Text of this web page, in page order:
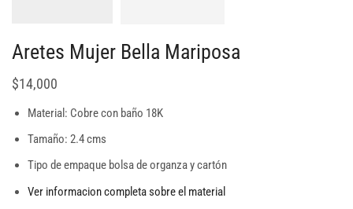
Aretes Mujer Bella Mariposa
$14,000
Material: Cobre con baño 18K
Tamaño: 2.4 cms
Tipo de empaque bolsa de organza y cartón
Ver informacion completa sobre el material